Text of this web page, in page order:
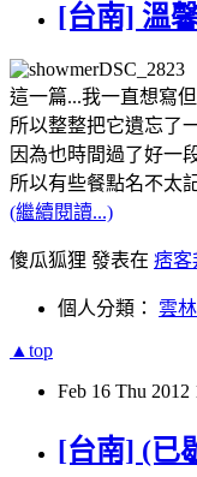
[台南] 溫
這一篇...我一直想寫
所以整整把它遺忘了
因為也時間過了好一
所以有些餐點名不太
(繼續閱讀...)
傻瓜狐狸 發表在 痞客
個人分類： 雲
▲top
Feb 16 Thu 2012
[台南] (已